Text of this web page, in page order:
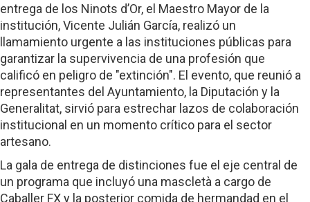
entrega de los Ninots d’Or, el Maestro Mayor de la
institución, Vicente Julián García, realizó un
llamamiento urgente a las instituciones públicas para
garantizar la supervivencia de una profesión que
calificó en peligro de "extinción". El evento, que reunió a
representantes del Ayuntamiento, la Diputación y la
Generalitat, sirvió para estrechar lazos de colaboración
institucional en un momento crítico para el sector
artesano.
La gala de entrega de distinciones fue el eje central de
un programa que incluyó una mascletà a cargo de
Caballer FX y la posterior comida de hermandad en el